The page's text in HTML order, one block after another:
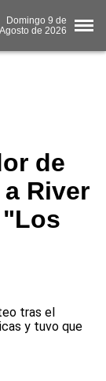
Domingo 9 de
Agosto de 2026
de
River
tras el
y tuvo que